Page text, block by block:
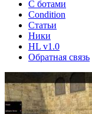
С ботами
Condition
Статьи
Ники
HL v1.0
Обратная связь